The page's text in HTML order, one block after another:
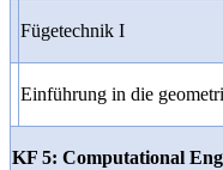
Fügetechnik I
Einführung in die
KF 5: Computational